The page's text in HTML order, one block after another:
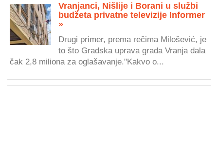
Vranjanci, Nišlije i Borani u službi
budžeta privatne televizije Informer
»
Drugi primer, prema rečima Milošević, je
to što Gradska uprava grada Vranja dala
čak 2,8 miliona za oglašavanje."Kakvo o...